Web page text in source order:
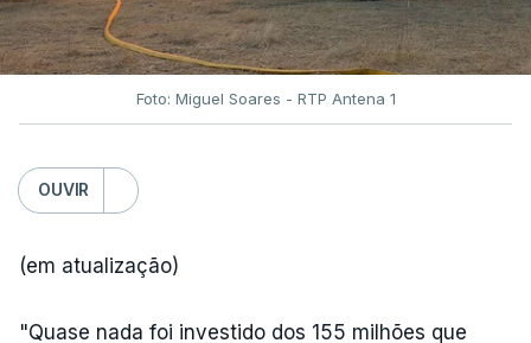
Foto: Miguel Soares - RTP Antena 1
OUVIR
(em atualização)
"Quase nada foi investido dos 155 milhões que